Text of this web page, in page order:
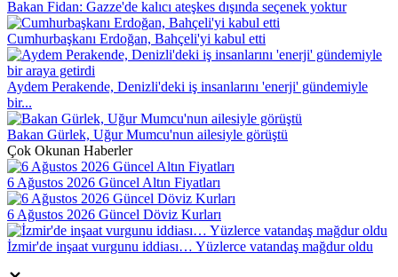
Bakan Fidan: Gazze'de kalıcı ateşkes dışında seçenek yoktur
Cumhurbaşkanı Erdoğan, Bahçeli'yi kabul etti
Aydem Perakende, Denizli'deki iş insanlarını 'enerji' gündemiyle
bir...
Bakan Gürlek, Uğur Mumcu'nun ailesiyle görüştü
Çok Okunan Haberler
6 Ağustos 2026 Güncel Altın Fiyatları
6 Ağustos 2026 Güncel Döviz Kurları
İzmir'de inşaat vurgunu iddiası… Yüzlerce vatandaş mağdur oldu